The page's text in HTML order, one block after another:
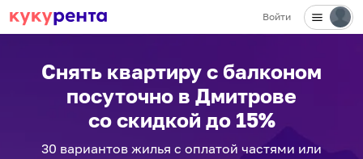
Войти
Снять квартиру с балконом
посуточно в Дмитрове
со скидкой до 15%
30 вариантов жилья с оплатой частями или
✕